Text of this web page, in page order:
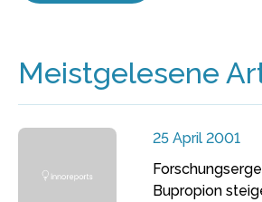
Meistgelesene
25 April 2001
Bupropion